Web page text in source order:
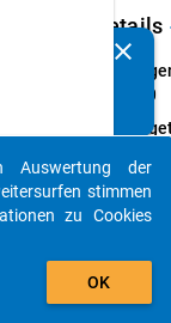
Details
35.0
seit
clear
auto_stories
add_shopping_cart
Auswertung der
stimmen
zu Cookies
OK